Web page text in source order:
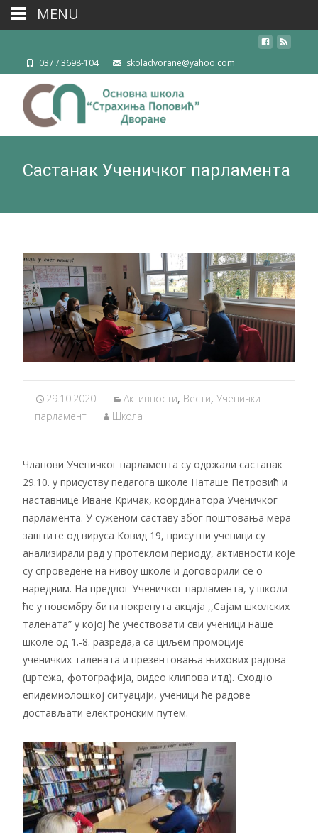
037 / 3698-104 skoladvorane@yahoo.com
Састанак Ученичког парламента
29.10.2020. Активности, Вести, Ученички
парламент
Школа
Чланови Ученичког парламента су одржали састанак
29.10. у присуству педагога школе Наташе Петровић и
наставнице Иване Кричак, координатора Ученичког
парламента. У суженом саставу због поштовања мера
заштите од вируса Ковид 19, присутни ученици су
анализирали рад у протеклом периоду, активности које
су спроведене на нивоу школе и договорили се о
наредним. На предлог Ученичког парламента, у школи
ће у новембру бити покренута акција ,,Сајам школских
талената” у којој ће учествовати сви ученици наше
школе од 1.-8. разреда,а са циљем промоције
ученичких талената и презентовања њихових радова
(цртежа, фотографија, видео клипова итд). Сходно
епидемиолошкој ситуацији, ученици ће радове
достављати електронским путем.
MENU